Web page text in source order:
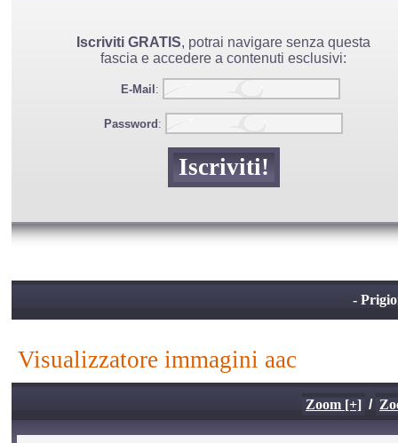
Iscriviti GRATIS, potrai navigare senza questa
fascia e accedere a contenuti esclusivi:
E-Mail :
Password :
-
visualizzatore immagini aac
Zoom [+] /